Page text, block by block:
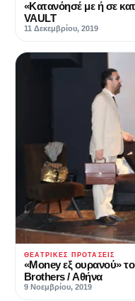
«Κατανόησέ με ή σε
VAULT
11 Δεκεμβρίου, 2019
ΘΕΑΤΡΙΚΈΣ ΠΡΟΤΆΣΕΙΣ
«Money εξ ουρανού»
Brothers / Αθήνα
9 Νοεμβρίου, 2019